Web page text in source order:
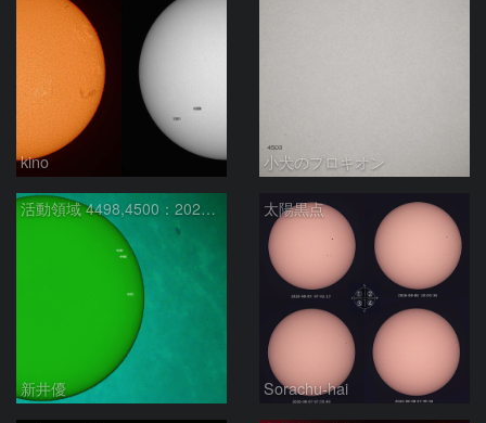
kino 小犬のプロキオン
活動領域 4498,4500：2026/08/08
新井優
太陽黒点
Sorachu-hai